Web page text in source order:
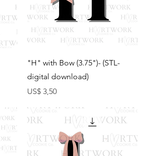
Visualização rápida
"H" with Bow (3.75")- (STL-
digital download)
Preço
US$ 3,50